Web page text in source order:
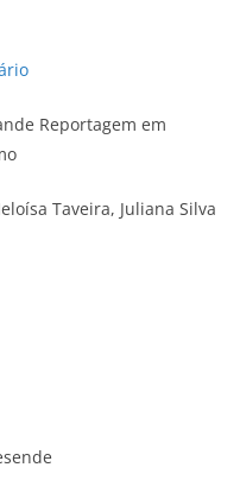
Reportagem em
Taveira, Juliana Silva